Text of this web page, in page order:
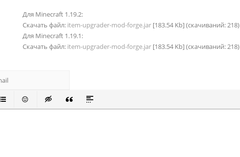
Для Minecraft 1.19.2:
Скачать файл: item-upgrader-mod-forge.jar [183.54 Kb] (cкачиваний: 218)
Для Minecraft 1.19.1:
Скачать файл: item-upgrader-mod-forge.jar [183.54 Kb] (cкачиваний: 218)
СПИСОКСПИСОК
ВСТАВИТЬ СМАЙЛИК
ВСТАВКА СКРЫТОГО ТЕКСТА
ВСТАВКА ЦИТАТЫ
ВСТАВКА СПОЙЛЕРА